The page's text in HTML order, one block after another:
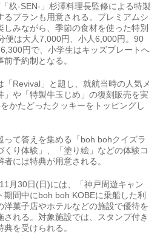
杦-SEN-」杉澤料理長監修による特製
るプランも用意される。プレミアムシ
しみながら、季節の食材を使った特別
便は大人7,000円、小人6,000円。90
円で、小学生はキッズプレートへ
予約制となる。
「Revival」と題し、就航当時の人気メ
」や「特製牛玉じめ」の復刻販売を実
かたどったクッキーをトッピングし
って答えを集める「boh bohクイズラ
くり体験」、「塗り絵」などの体験コ
には特典が用意される。
月30日(日)には、「神戸周遊キャン
期間中にboh boh KOBEに乗船した利
洋菓子店やホテルなどの施設で優待を
れる。対象施設では、スタンプ付き
を受けられる。